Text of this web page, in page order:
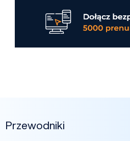
Przewodniki